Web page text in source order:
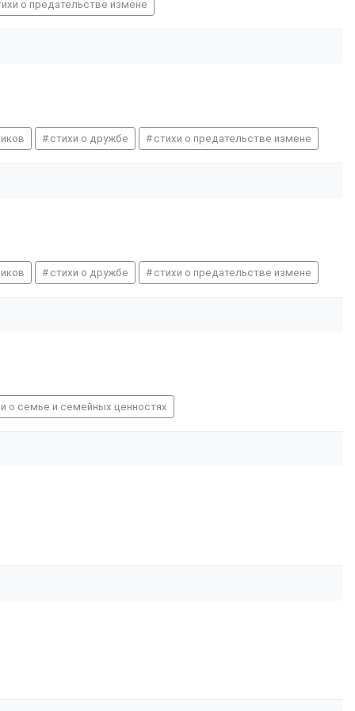
о предательстве измене
стихи о дружбе стихи о предательстве измене
стихи о дружбе стихи о предательстве измене
о семье и семейных ценностях